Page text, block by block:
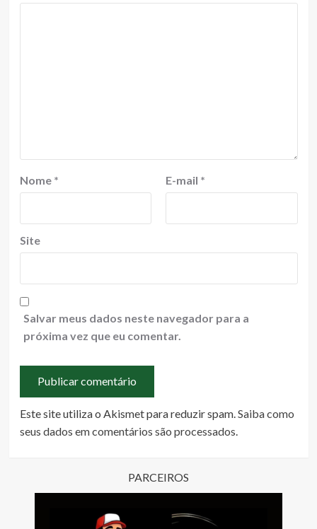
Nome * E-mail *
Site
Salvar meus dados neste navegador para a
próxima vez que eu comentar.
Este site utiliza o Akismet para reduzir spam.Saiba como
seus dados em comentários são processados.
PARCEIROS